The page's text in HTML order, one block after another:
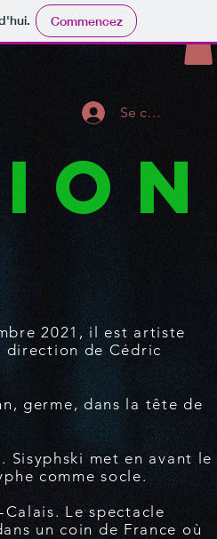
Commencez
Se connecter
2021, il est artiste
direction de Cédric
germe, dans la tête de
Sisyphski met en avant le
comme socle.
Le spectacle
un coin de France où